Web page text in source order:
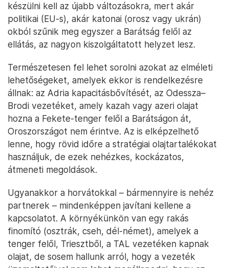
készülni kell az újabb változásokra, mert akár
politikai (EU-s), akár katonai (orosz vagy ukrán)
okból szűnik meg egyszer a Barátság felől az
ellátás, az nagyon kiszolgáltatott helyzet lesz.
Természetesen fel lehet sorolni azokat az elméleti
lehetőségeket, amelyek ekkor is rendelkezésre
állnak: az Adria kapacitásbővítését, az Odessza–
Brodi vezetéket, amely kazah vagy azeri olajat
hozna a Fekete-tenger felől a Barátságon át,
Oroszországot nem érintve. Az is elképzelhető
lenne, hogy rövid időre a stratégiai olajtartalékokat
használjuk, de ezek nehézkes, kockázatos,
átmeneti megoldások.
Ugyanakkor a horvátokkal – bármennyire is nehéz
partnerek – mindenképpen javítani kellene a
kapcsolatot. A környékünkön van egy rakás
finomító (osztrák, cseh, dél-német), amelyek a
tenger felől, Triesztből, a TAL vezetéken kapnak
olajat, de sosem hallunk arról, hogy a vezeték